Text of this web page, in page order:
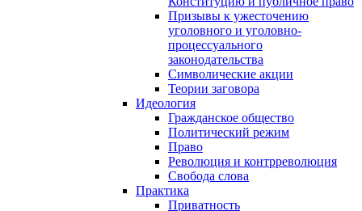
Призывы к ужесточению
уголовного и уголовно-
процессуального
законодательства
Символические акции
Теории заговора
Идеология
Гражданское общество
Политический режим
Право
Революция и контрреволюция
Свобода слова
Практика
Приватность